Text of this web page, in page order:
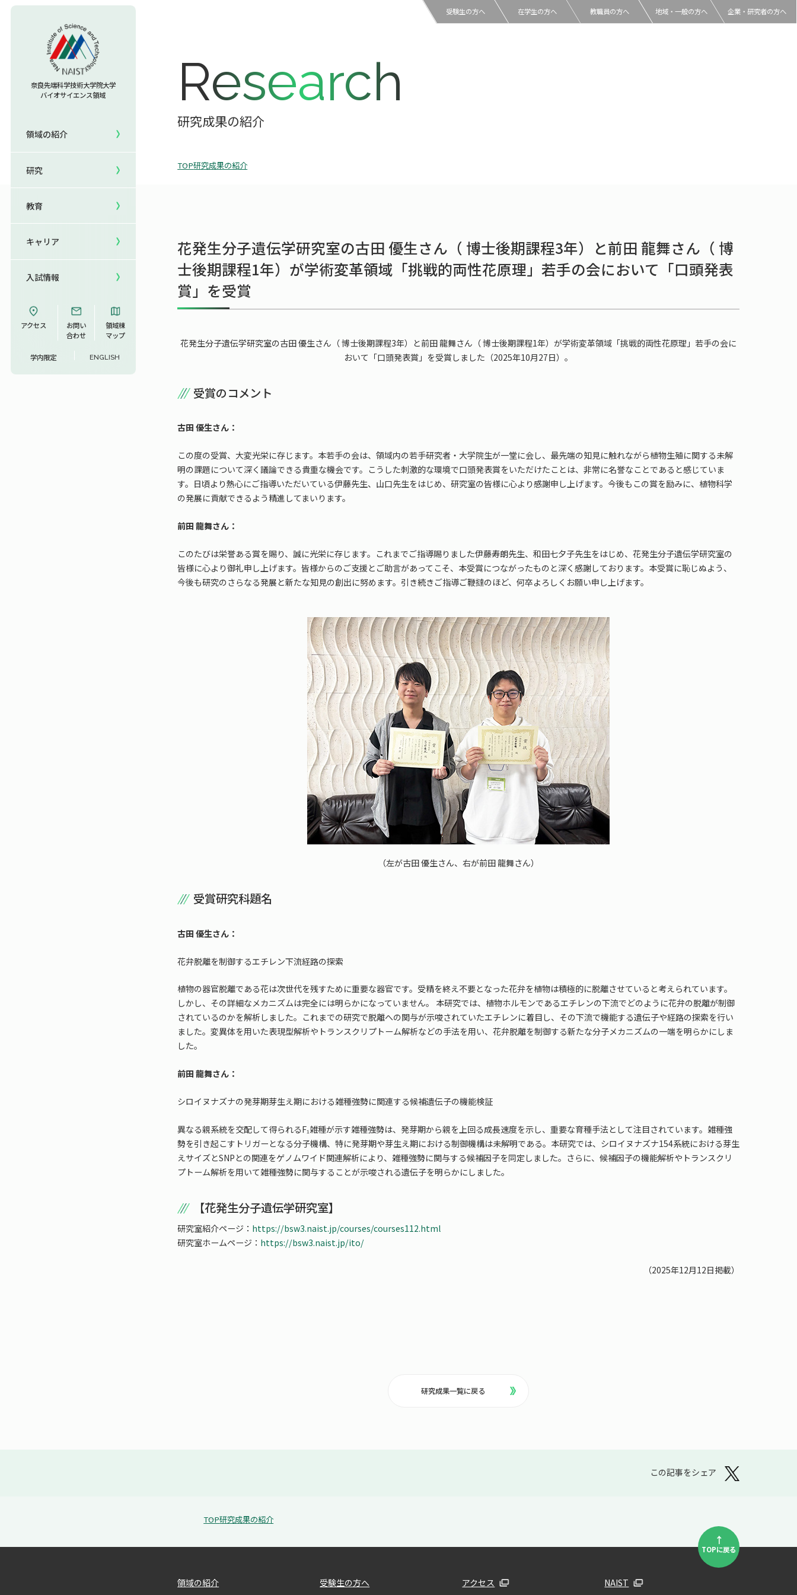
奈良先端科学技術大学院大学
バイオサイエンス領域
領域の紹介
領域長あいさつ
研究
研究TOP
教員一覧
NAIST Edge BIO
教育
研究室への配属
国際学生ワークショップ
UCDリトリート
キャリア
就職実績
入試情報
入試情報TOP
研究＆授業
保護者の方へ
アクセス
お問い
合わせ
領域棟
マップ
学内限定 ENGLISH
受験生の方へ 在学生の方へ 教職員の方へ 地域・一般の方へ 企業・研究者の方へ
Research
研究成果の紹介
TOP研究成果の紹介
花発生分子遺伝学研究室の古田 優生さん（ 博士後期課程3年）と前田 龍舞さん（ 博
士後期課程1年）が学術変革領域「挑戦的両性花原理」若手の会において「口頭発表
賞」を受賞
花発生分子遺伝学研究室の古田 優生さん（ 博士後期課程3年）と前田 龍舞さん（ 博士後期課程1年）が学術変革領域「挑戦的両性花原理」若手の会に
おいて「口頭発表賞」を受賞しました（2025年10月27日）。
受賞のコメント
古田 優生さん：
この度の受賞、大変光栄に存じます。本若手の会は、領域内の若手研究者・大学院生が一堂に会し、最先端の知見に触れながら植物生殖に関する未解
明の課題について深く議論できる貴重な機会です。こうした刺激的な環境で口頭発表賞をいただけたことは、非常に名誉なことであると感じていま
す。日頃より熱心にご指導いただいている伊藤先生、山口先生をはじめ、研究室の皆様に心より感謝申し上げます。今後もこの賞を励みに、植物科学
の発展に貢献できるよう精進してまいります。
前田 龍舞さん：
このたびは栄誉ある賞を賜り、誠に光栄に存じます。これまでご指導賜りました伊藤寿朗先生、和田七夕子先生をはじめ、花発生分子遺伝学研究室の
皆様に心より御礼申し上げます。皆様からのご支援とご助言があってこそ、本受賞につながったものと深く感謝しております。本受賞に恥じぬよう、
今後も研究のさらなる発展と新たな知見の創出に努めます。引き続きご指導ご鞭撻のほど、何卒よろしくお願い申し上げます。
（左が古田 優生さん、右が前田 龍舞さん）
受賞研究科題名
古田 優生さん：
花弁脱離を制御するエチレン下流経路の探索
植物の器官脱離である花は次世代を残すために重要な器官です。受精を終え不要となった花弁を植物は積極的に脱離させていると考えられています。
しかし、その詳細なメカニズムは完全には明らかになっていません。 本研究では、植物ホルモンであるエチレンの下流でどのように花弁の脱離が制御
されているのかを解析しました。これまでの研究で脱離への関与が示唆されていたエチレンに着目し、その下流で機能する遺伝子や経路の探索を行い
ました。変異体を用いた表現型解析やトランスクリプトーム解析などの手法を用い、花弁脱離を制御する新たな分子メカニズムの一端を明らかにしま
した。
前田 龍舞さん：
シロイヌナズナの発芽期芽生え期における雑種強勢に関連する候補遺伝子の機能検証
異なる親系統を交配して得られるF₁雑種が示す雑種強勢は、発芽期から親を上回る成長速度を示し、重要な育種手法として注目されています。雑種強
勢を引き起こすトリガーとなる分子機構、特に発芽期や芽生え期における制御機構は未解明である。本研究では、シロイヌナズナ154系統における芽生
えサイズとSNPとの関連をゲノムワイド関連解析により、雑種強勢に関与する候補因子を同定しました。さらに、候補因子の機能解析やトランスクリ
プトーム解析を用いて雑種強勢に関与することが示唆される遺伝子を明らかにしました。
【花発生分子遺伝学研究室】
研究室紹介ページ： https://bsw3.naist.jp/courses/courses112.html
研究室ホームページ： https://bsw3.naist.jp/ito/
（2025年12月12日掲載）
研究成果一覧に戻る
この記事をシェア
TOP研究成果の紹介
↑
TOPに戻る
領域の紹介 受験生の方へ アクセス NAIST